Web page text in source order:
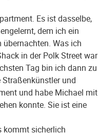
Es ist dasselbe,
dem ich ein
Was ich
in der Polk Street war
Tag bin ich dann zu
und
und habe Michael mit
konnte. Sie ist eine
kommt sicherlich